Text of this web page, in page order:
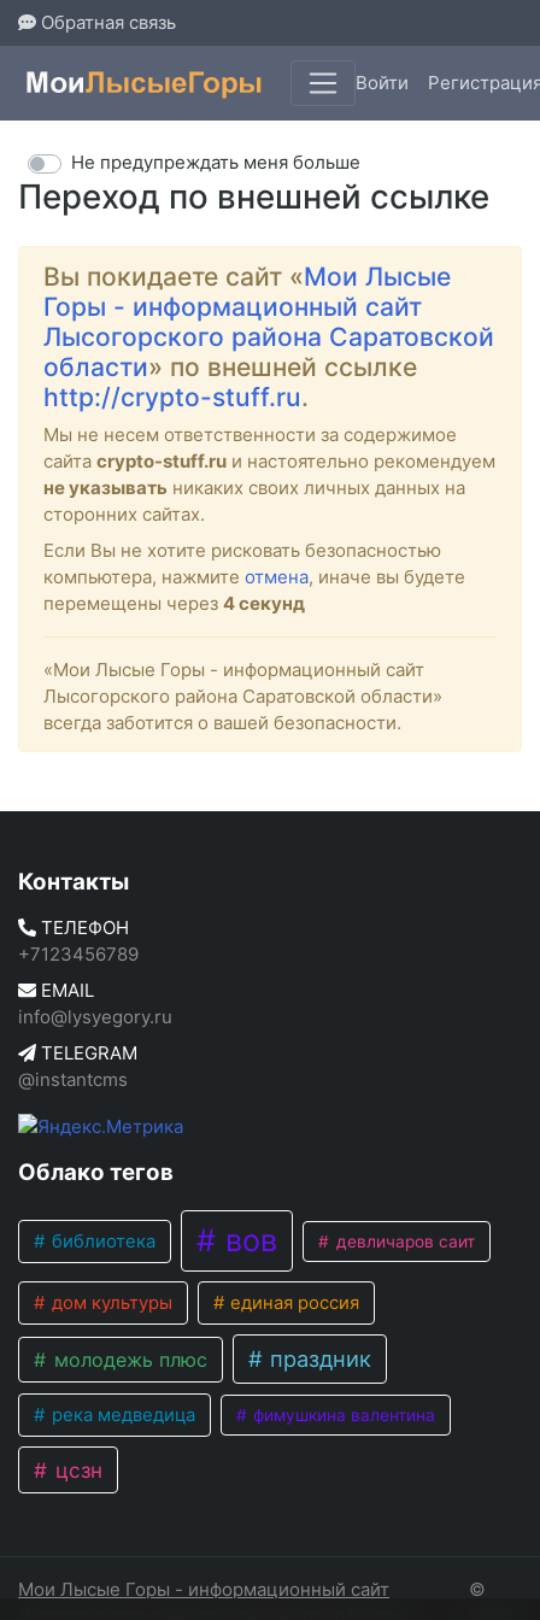
Обратная связь
Войти
Переход по внешней ссылке
Не предупреждать меня больше
Вы покидаете сайт «Мои Лысые
Горы - информационный сайт
Лысогорского района Саратовской
области» по внешней ссылке
http://crypto-stuff.ru.
Мы не несем ответственности за содержимое
сайта crypto-stuff.ru и настоятельно рекомендуем
не указывать никаких своих личных данных на
сторонних сайтах.
Если Вы не хотите рисковать безопасностью
компьютера, нажмите отмена, иначе вы будете
перемещены через 4секунд
«Мои Лысые Горы - информационный сайт
Лысогорского района Саратовской области»
всегда заботится о вашей безопасности.
Контакты
ТЕЛЕФОН
+7123456789
EMAIL
info@lysyegory.ru
TELEGRAM
@instantcms
Облако тегов
библиотека вов девличаров саит
дом культуры единая россия
молодежь плюс праздник
река медведица фимушкина валентина
цсзн
Мои Лысые Горы - информационный сайт
©